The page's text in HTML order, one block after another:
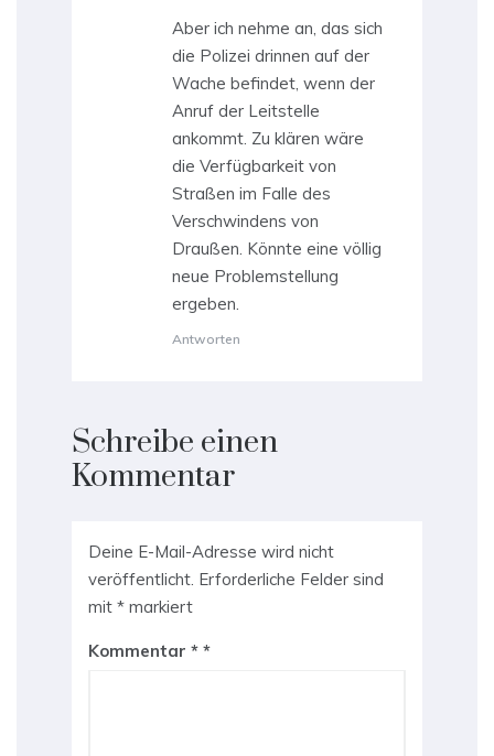
Aber ich nehme an, das sich
die Polizei drinnen auf der
Wache befindet, wenn der
Anruf der Leitstelle
ankommt. Zu klären wäre
die Verfügbarkeit von
Straßen im Falle des
Verschwindens von
Draußen. Könnte eine völlig
neue Problemstellung
ergeben.
Antworten
Schreibe einen
Kommentar
Deine E-Mail-Adresse wird nicht
veröffentlicht. Erforderliche Felder sind
mit * markiert
Kommentar *